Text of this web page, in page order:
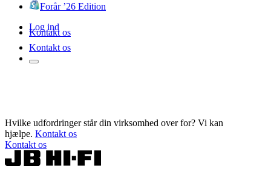
Forår ’26 Edition
Log ind
Kontakt os
Kontakt os
Hvilke udfordringer står din virksomhed over for? Vi kan
hjælpe. Kontakt os
Kontakt os